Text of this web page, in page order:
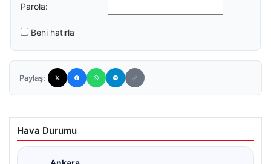
Parola:
Beni hatırla
Paylaş:
Hava Durumu